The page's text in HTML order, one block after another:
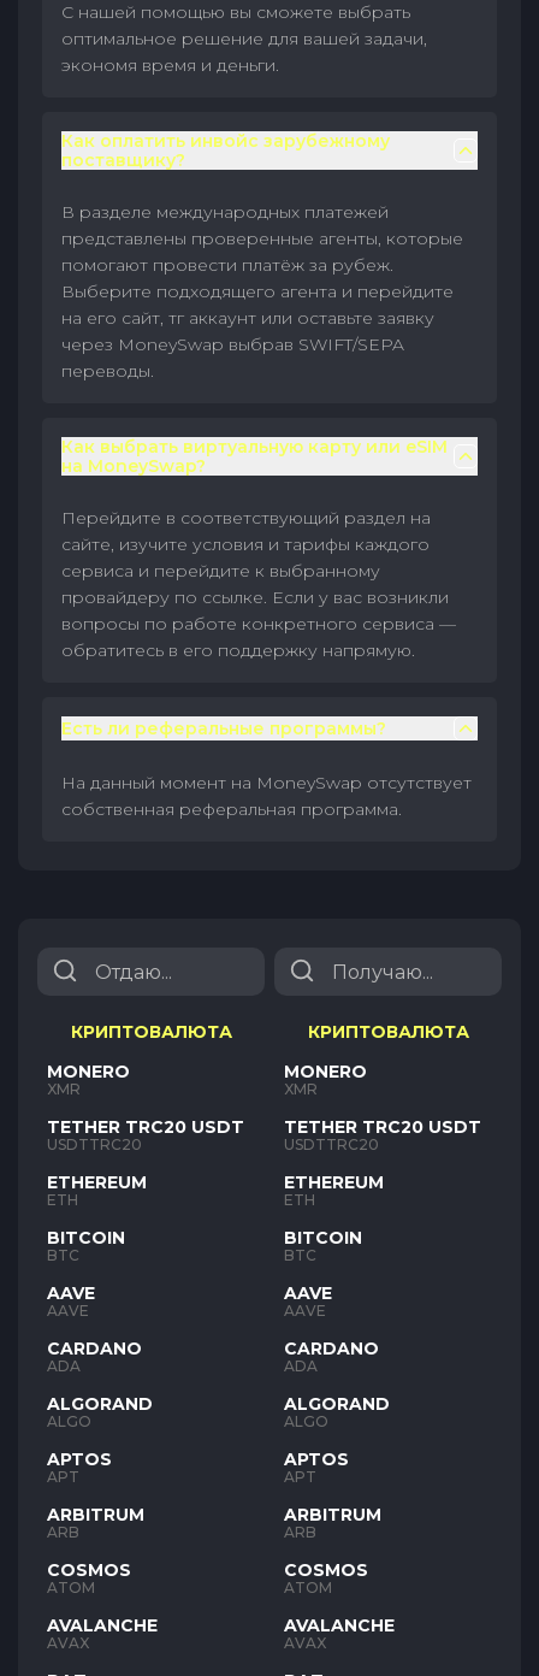
С нашей помощью вы сможете выбрать
оптимальное решение для вашей задачи,
экономя время и деньги.
Как оплатить инвойс зарубежному
поставщику?
В разделе международных платежей
представлены проверенные агенты, которые
помогают провести платёж за рубеж.
Выберите подходящего агента и перейдите
на его сайт, тг аккаунт или оставьте заявку
через MoneySwap выбрав SWIFT/SEPA
переводы.
Как выбрать виртуальную карту или eSIM
на MoneySwap?
Перейдите в соответствующий раздел на
сайте, изучите условия и тарифы каждого
сервиса и перейдите к выбранному
провайдеру по ссылке. Если у вас возникли
вопросы по работе конкретного сервиса —
обратитесь в его поддержку напрямую.
Есть ли реферальные программы?
На данный момент на MoneySwap отсутствует
собственная реферальная программа.
КРИПТОВАЛЮТА
MONERO
XMR
TETHER TRC20 USDT
USDTTRC20
ETHEREUM
ETH
BITCOIN
BTC
AAVE
AAVE
CARDANO
ADA
ALGORAND
ALGO
APTOS
APT
ARBITRUM
ARB
COSMOS
ATOM
AVALANCHE
AVAX
КРИПТОВАЛЮТА
MONERO
XMR
TETHER TRC20 USDT
USDTTRC20
ETHEREUM
ETH
BITCOIN
BTC
AAVE
AAVE
CARDANO
ADA
ALGORAND
ALGO
APTOS
APT
ARBITRUM
ARB
COSMOS
ATOM
AVALANCHE
AVAX